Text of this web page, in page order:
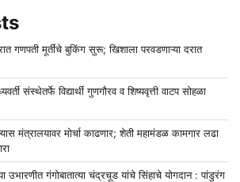
गणपती मूर्तींचे बुकिंग सुरू; खिशाला परवडणाऱ्या दरात
संस्थेतर्फे विद्यार्थी गुणगौरव व शिष्यवृत्ती वाटप सोहळा
मंत्रालयावर मोर्चा काढणार; शेती महामंडळ कामगार लढा
उभारणीत गंगोबातात्या चंद्रचूड यांचे सिंहाचे योगदान : पांडुरंग